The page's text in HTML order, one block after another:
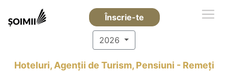
Înscrie-te
2026
Hoteluri, Agenții de Turism, Pensiuni - Remeţi